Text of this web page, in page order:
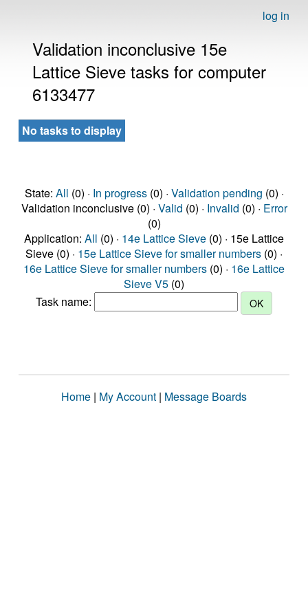
log in
Validation inconclusive 15e
Lattice Sieve tasks for computer
6133477
No tasks to display
State: All (0) · In progress(0) · Validation pending (0) ·
Validation inconclusive (0) · Valid (0) · Invalid (0) · Error
(0)
Application: All (0) · 14e Lattice Sieve (0) · 15e Lattice
Sieve (0) · 15e Lattice Sieve for smaller numbers (0) ·
16e Lattice Sieve for smaller numbers (0) · 16e Lattice
Sieve V5 (0)
Task name:
Home | My Account | Message Boards